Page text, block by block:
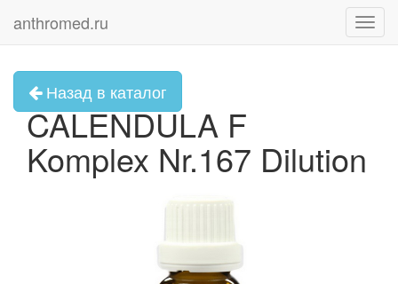
anthromed.ru
Назад в каталог
CALENDULA F
Komplex Nr.167 Dilution